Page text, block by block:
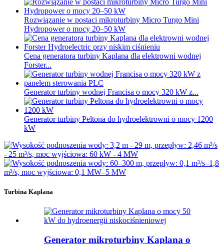
Rozwiązanie w postaci mikroturbiny Micro Turgo Mini
Hydropower o mocy 20–50 kW
Cena generatora turbiny Kaplana dla elektrowni wodnej
Forster...
Generator turbiny wodnej Francisa o mocy 320 kW z...
Generator turbiny Peltona do hydroelektrowni o mocy 1200
kW
Turbina Kaplana
Generator mikroturbiny Kaplana o